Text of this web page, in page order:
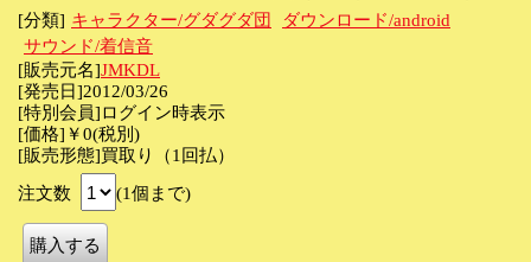
[分類] キャラクター/グダグダ団
ダウンロード/android
サウンド/着信音
[販売元名]JMKDL
[発売日]2012/03/26
[特別会員]ログイン時表示
[価格]￥0(税別)
[販売形態]買取り（1回払）
注文数
(1個まで)